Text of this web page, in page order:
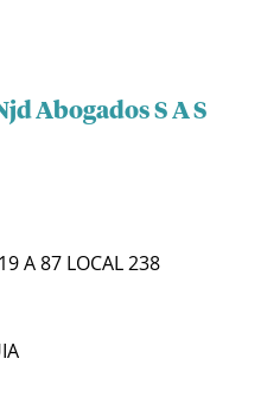
Abogados S A S
A 87 LOCAL 238